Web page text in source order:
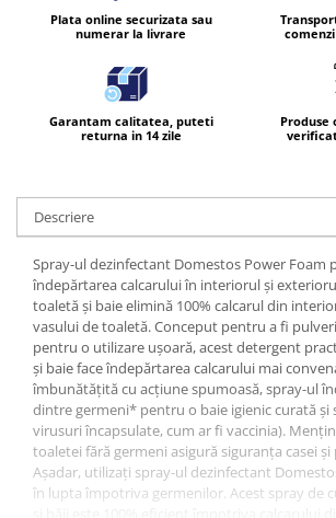
Ingrijire Personala
Crema
Deo Incaltaminte
Igiena orala
Ingrijire intima
Lotiune de corp
Produse pentru ras
Sapunuri
Spuma de baie
Ingrijirea parului
Balsam de par
Fixativ si spuma de par
Masca & Gel de par
Sampon
Plata online securizata sau
numerar la livrare
Garantam calitatea, puteti
returna in 14 zile
Produse
Descriere
Spray-ul dezinfectant Domestos Power Foam
îndepărtarea calcarului în interiorul și
toaletă și baie elimină 100% calcarul din
vasului de toaletă. Conceput pentru a fi
pentru o utilizare ușoară, acest detergent
și baie face îndepărtarea calcarului mai
îmbunătățită cu acțiune spumoasă, spray-ul
dintre germeni* pentru o baie igienic curată și
virusuri încapsulate, cum ar fi vaccinia).
toaletei fără germeni asigură siguranța casei
Așadar, utilizați spray-ul dezinfectant
în lupta împotriva germenilor. Acest spray de